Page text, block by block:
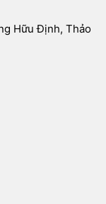
Hữu Định, Thảo